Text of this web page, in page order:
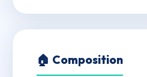
🏠 Composition